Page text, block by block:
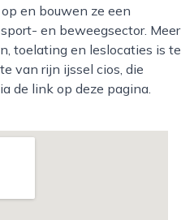
en bouwen ze een
en beweegsector. Meer
toelating en leslocaties is te
van rijn ijssel cios, die
de link op deze pagina.